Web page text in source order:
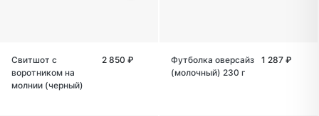
Свитшот с
воротником на
молнии (черный)
2 850 ₽
Футболка оверсайз
(молочный) 230 г
1 287 ₽